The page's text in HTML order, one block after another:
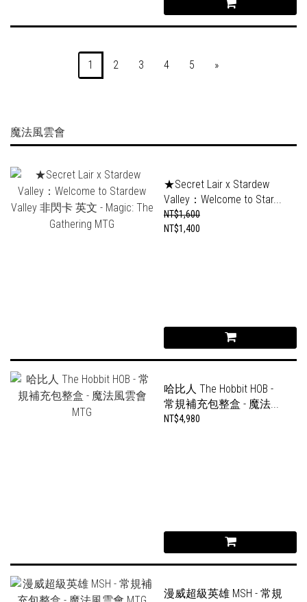
1 2 3 4 5 »
魔法風雲會
★Secret Lair x Stardew
Valley：Welcome to Star...
NT$1,600
NT$1,400
哈比人 The Hobbit HOB -
常規補充包整盒 - 魔法...
NT$4,980
漫威超級英雄 MSH - 常規